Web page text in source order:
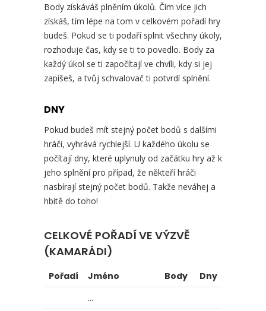
Body získáváš plněním úkolů. Čím více jich
získáš, tím lépe na tom v celkovém pořadí hry
budeš. Pokud se ti podaří splnit všechny úkoly,
rozhoduje čas, kdy se ti to povedlo. Body za
každý úkol se ti započítají ve chvíli, kdy si jej
zapíšeš, a tvůj schvalovač ti potvrdí splnění.
DNY
Pokud budeš mít stejný počet bodů s dalšími
hráči, vyhrává rychlejší. U každého úkolu se
počítají dny, které uplynuly od začátku hry až k
jeho splnění pro případ, že někteří hráči
nasbírají stejný počet bodů. Takže neváhej a
hbitě do toho!
CELKOVÉ POŘADÍ VE VÝZVĚ
(KAMARÁDI)
Pořadí Jméno Body
Dny
...